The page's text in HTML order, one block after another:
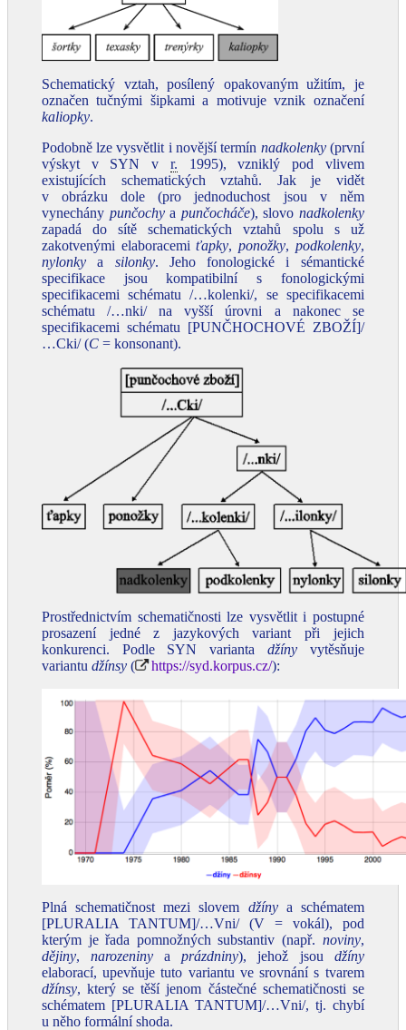
Schematický vztah, posílený opakovaným užitím, je
označen tučnými šipkami a motivuje vznik označení
kaliopky.
Podobně lze vysvětlit i novější termín nadkolenky(první
výskyt v SYN v r. 1995), vzniklý pod vlivem
existujících schematických vztahů. Jak je vidět
v obrázku dole (pro jednoduchost jsou v něm
vynechány punčochya punčocháče), slovo nadkolenky
zapadá do sítě schematických vztahů spolu s už
zakotvenými elaboracemiťapky,ponožky, podkolenky,
nylonky a silonky. Jeho fonologické i sémantické
specifikace jsou kompatibilní s fonologickými
specifikacemi schématu /…kolenki/, se specifikacemi
schématu /…nki/ na vyšší úrovni a nakonec se
specifikacemi schématu [PUNČHOCHOVÉ ZBOŽÍ]/
…Cki/ (C = konsonant).
Prostřednictvím schematičnosti lze vysvětlit i postupné
prosazení jedné z jazykových variant při jejich
konkurenci. Podle SYN varianta džíny vytěsňuje
variantu džínsy ( https://syd.korpus.cz/):
Plná schematičnost mezi slovem džínya schématem
[PLURALIA TANTUM]/…Vni/ (V = vokál), pod
kterým je řada pomnožných substantiv (např. noviny,
dějiny,narozeniny aprázdniny), jehož jsou džíny
elaborací, upevňuje tuto variantu ve srovnání s tvarem
džínsy, který se těší jenom částečné schematičnosti se
schématem [PLURALIA TANTUM]/…Vni/, tj. chybí
u něho formální shoda.